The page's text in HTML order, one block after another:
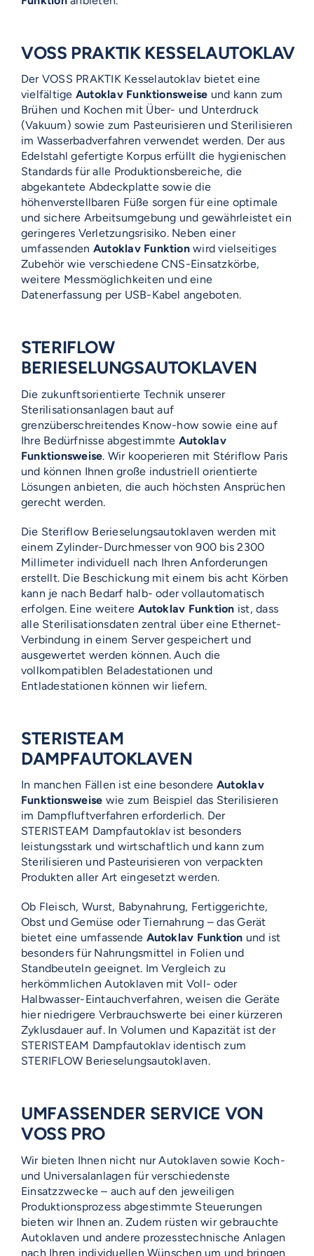
VOSS PRAKTIK KESSELAUTOKLAV
Der VOSS PRAKTIK Kesselautoklav bietet eine
vielfältige Autoklav Funktionsweise und kann zum
Brühen und Kochen mit Über- und Unterdruck
(Vakuum) sowie zum Pasteurisieren und Sterilisieren
im Wasserbadverfahren verwendet werden. Der aus
Edelstahl gefertigte Korpus erfüllt die hygienischen
Standards für alle Produktionsbereiche, die
abgekantete Abdeckplatte sowie die
höhenverstellbaren Füße sorgen für eine optimale
und sichere Arbeitsumgebung und gewährleistet ein
geringeres Verletzungsrisiko. Neben einer
umfassenden Autoklav Funktionwird vielseitiges
Zubehör wie verschiedene CNS-Einsatzkörbe,
weitere Messmöglichkeiten und eine
Datenerfassung per USB-Kabel angeboten.
STERIFLOW
BERIESELUNGSAUTOKLAVEN
Die zukunftsorientierte Technik unserer
Sterilisationsanlagen baut auf
grenzüberschreitendes Know-how sowie eine auf
Ihre Bedürfnisse abgestimmte Autoklav
Funktionsweise. Wir kooperieren mit Stériflow Paris
und können Ihnen große industriell orientierte
Lösungen anbieten, die auch höchsten Ansprüchen
gerecht werden.
Die Steriflow Berieselungsautoklaven werden mit
einem Zylinder-Durchmesser von 900 bis 2300
Millimeter individuell nach Ihren Anforderungen
erstellt. Die Beschickung mit einem bis acht Körben
kann je nach Bedarf halb- oder vollautomatisch
erfolgen. Eine weitere Autoklav Funktion ist, dass
alle Sterilisationsdaten zentral über eine Ethernet-
Verbindung in einem Server gespeichert und
ausgewertet werden können. Auch die
vollkompatiblen Beladestationen und
Entladestationen können wir liefern.
STERISTEAM
DAMPFAUTOKLAVEN
In manchen Fällen ist eine besondere Autoklav
Funktionsweise wie zum Beispiel das Sterilisieren
im Dampfluftverfahren erforderlich. Der
STERISTEAM Dampfautoklav ist besonders
leistungsstark und wirtschaftlich und kann zum
Sterilisieren und Pasteurisieren von verpackten
Produkten aller Art eingesetzt werden.
Ob Fleisch, Wurst, Babynahrung, Fertiggerichte,
Obst und Gemüse oder Tiernahrung – das Gerät
bietet eine umfassende Autoklav Funktion und ist
besonders für Nahrungsmittel in Folien und
Standbeuteln geeignet. Im Vergleich zu
herkömmlichen Autoklaven mit Voll- oder
Halbwasser-Eintauchverfahren, weisen die Geräte
hier niedrigere Verbrauchswerte bei einer kürzeren
Zyklusdauer auf. In Volumen und Kapazität ist der
STERISTEAM Dampfautoklav identisch zum
STERIFLOW Berieselungsautoklaven.
UMFASSENDER SERVICE VON
VOSS PRO
Wir bieten Ihnen nicht nur Autoklaven sowie Koch-
und Universalanlagen für verschiedenste
Einsatzzwecke – auch auf den jeweiligen
Produktionsprozess abgestimmte Steuerungen
bieten wir Ihnen an. Zudem rüsten wir gebrauchte
Autoklaven und andere prozesstechnische Anlagen
nach Ihren individuellen Wünschen um und bringen